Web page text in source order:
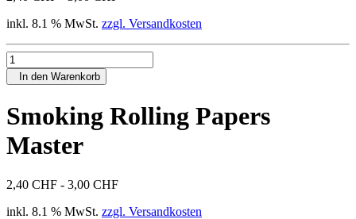
inkl. 8.1 % MwSt. zzgl. Versandkosten
In den Warenkorb
Smoking Rolling Papers
Master
2,40 CHF - 3,00 CHF
inkl. 8.1 % MwSt. zzgl. Versandkosten